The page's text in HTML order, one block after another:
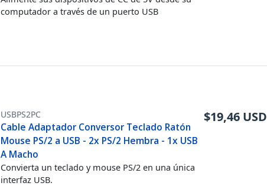
computador a través de un puerto USB
USBPS2PC
Cable Adaptador Conversor Teclado Ratón
Mouse PS/2 a USB - 2x PS/2 Hembra - 1x USB
A Macho
Convierta un teclado y mouse PS/2 en una única
interfaz USB.
$19,46 USD